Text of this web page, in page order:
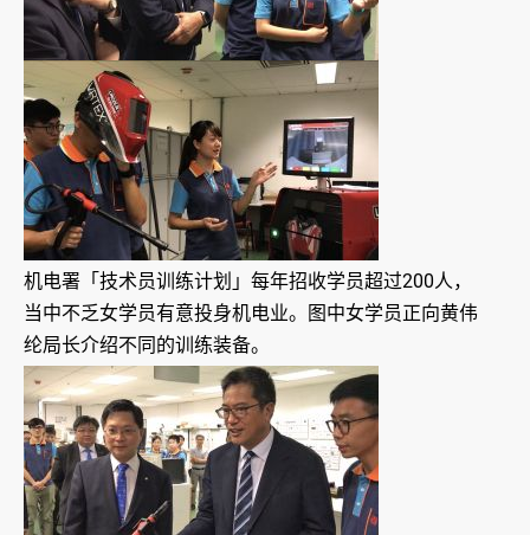
机电署「技术员训练计划」每年招收学员超过200人，
当中不乏女学员有意投身机电业。图中女学员正向黄伟
纶局长介绍不同的训练装备。